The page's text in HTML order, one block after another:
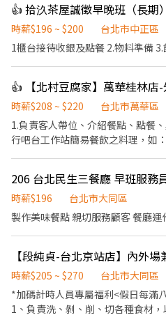
容 主要工作包含： 切滷味、切菜、煮麵、出餐、POS 收銀結帳、備
料、環境整理。 早班人員需協助開店。 工作區域 餐期採一人負
區，主要區域為： 煮麵區、滷味切盤區 薪資待遇 培訓期基本時薪
基本時薪、營運績效獎勵金及排班配合獎勵金。
～250 元，實際收入依工作表現、
結果核發。 可穩定獨立站區、滷味切盤熟練、配合度佳者，每小時
收入可達約 250 元。 工作要求 希望你出勤穩定、動作快、態度正
常，能配合現場分工。 到職後會有基本訓練與簡易考核，主要看出
勤、態度、速度、責任感與配合度。 未達基本工作要求者，會
際狀況調整工作內容、工作區域或
工作需求，將依店內規定及相關法令辦理後續
節日獎金 過年獎金 以上依店內規定及營運狀況發放。 其他 週日固
定店休。 聯絡方式 電話：0953-757-171 地址：台北市大同區寧夏
路 12 號 1 樓
時薪$196 ~ $200
台北市中正區
1櫃台接待收銀及點餐 2.物料準備
時薪$208 ~ $220
台北市萬華區
1.負責客人帶位、介紹餐點、點餐
行吧台工作站簡易餐飲之料理，如
206 台北民生三餐廳 早班服務
時薪$196
台北市大同區
製作美味餐點 親切服務顧客 餐廳運
時薪$205 ~ $270
台北市大同區
*加碼計時人員專屬福利<假日每滿八小
1、負責洗、剝、削、切各種食材